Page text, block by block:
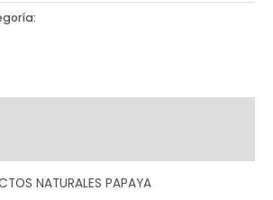
NATURALES PAPAYA